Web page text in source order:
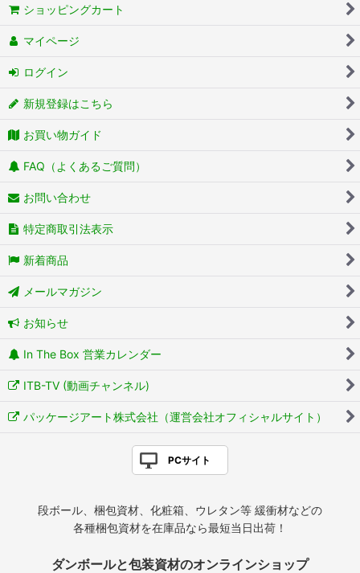
ショッピングカート
マイページ
ログイン
新規登録はこちら
お買い物ガイド
FAQ（よくあるご質問）
お問い合わせ
特定商取引法表示
新着商品
メールマガジン
お知らせ
In The Box 営業カレンダー
ITB-TV (動画チャンネル)
パッケージアート株式会社（運営会社オフィシャルサイト）
PCサイト
段ボール、梱包資材、化粧箱、ウレタン等 緩衝材などの
各種梱包資材を在庫品なら最短当日出荷！
ダンボールと包装資材のオンラインショップ